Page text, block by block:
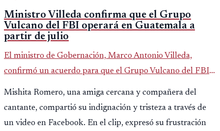
Ministro Villeda confirma que el Grupo
Vulcano del FBI operará en Guatemala a
partir de julio
El ministro de Gobernación, Marco Antonio Villeda,
confirmó un acuerdo para que el Grupo Vulcano del FBI
opere en Guatemala a partir de julio, tras un intento
fallido con la administración anterior del Ministerio
Público.
Mishita Romero, una amiga cercana y compañera del
cantante, compartió su indignación y tristeza a través de
un video en Facebook. En el clip, expresó su frustración